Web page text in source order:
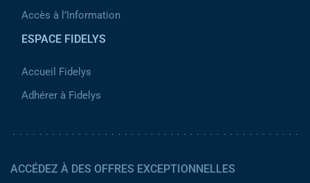
Accès à l’Information
ESPACE FIDELYS
Accueil Fidelys
Adhérer à Fidelys
ACCÉDEZ À DES OFFRES EXCEPTIONNELLES